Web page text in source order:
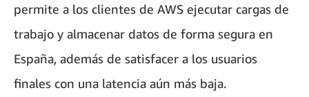
permite a los clientes de AWS ejecutar cargas de
trabajo y almacenar datos de forma segura en
España, además de satisfacer a los usuarios
finales con una latencia aún más baja.